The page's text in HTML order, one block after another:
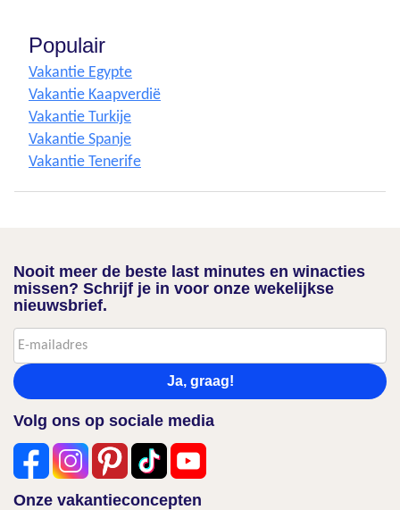
Populair
Vakantie Egypte
Vakantie Kaapverdië
Vakantie Turkije
Vakantie Spanje
Vakantie Tenerife
Nooit meer de beste last minutes en winacties
missen? Schrijf je in voor onze wekelijkse
nieuwsbrief.
Ja, graag!
Volg ons op sociale media
Onze vakantieconcepten